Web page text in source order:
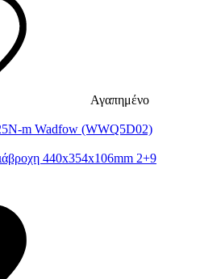
Αγαπημένο
m Wadfow (WWQ5D02)